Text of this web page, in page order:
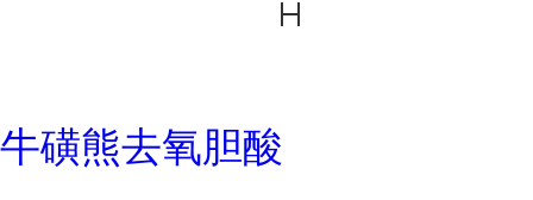
牛磺熊去氧胆酸